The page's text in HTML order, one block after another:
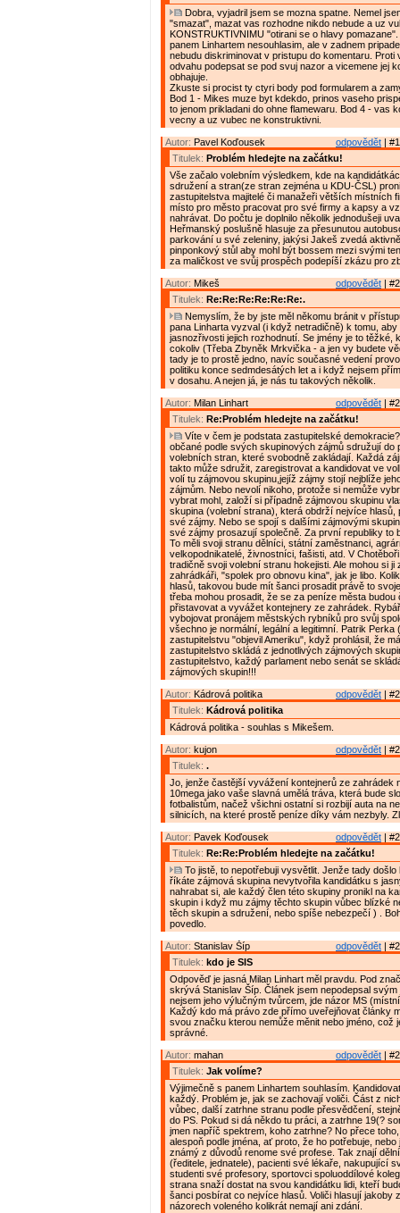
Dobra, vyjadril jsem se mozna spatne. Nemel
"smazat", mazat vas rozhodne nikdo nebude a uz
KONSTRUKTIVNIMU "otirani se o hlavy
panem Linhartem nesouhlasim, ale v zadnem
nebudu diskriminovat v pristupu do komentaru. Proti
odvahu podepsat se pod svuj nazor a vicemene jej
obhajuje.
Zkuste si procist ty ctyri body pod formularem a
Bod 1 - Mikes muze byt kdekdo, prinos vaseho
to jenom prikladani do ohne flamewaru. Bod 4 - vas
vecny a uz vubec ne konstruktivni.
odpovědět |
Autor: Pavel Koďousek
Titulek: Problém hledejte na začátku!
Vše začalo volebním výsledkem, kde na
sdružení a stran(ze stran zejména u KDU-ČSL)
zastupitelstva majitelé či manažeři větších místních
místo pro město pracovat pro své firmy a kapsy a
nahrávat. Do počtu je doplnilo několik jednodušeji
Heřmanský poslušně hlasuje za přesunutou
parkování u své zeleniny, jakýsi Jakeš zvedá
pinponkový stůl aby mohl být bossem mezi svými
za maličkost ve svůj prospěch podepíší zkázu pro
odpovědět |
Autor: Mikeš
Titulek: Re:Re:Re:Re:Re:Re:.
Nemyslím, že by jste měl někomu bránit v
pana Linharta vyzval (i když netradičně) k tomu, aby
jasnozřivosti jejich rozhodnutí. Se jmény je to těžké,
cokoliv (Třeba Zbyněk Mrkvička - a jen vy budete
tady je to prostě jedno, navíc současné vedení
politiku konce sedmdesátých let a i když nejsem
v dosahu. A nejen já, je nás tu takových několik.
odpovědět |
Autor: Milan Linhart
Titulek: Re:Problém hledejte na začátku!
Víte v čem je podstata zastupitelské
občané podle svých skupinových zájmů sdružují do
volebních stran, které svobodně zakládají. Každá
takto může sdružit, zaregistrovat a kandidovat ve
volí tu zájmovou skupinu,jejíž zájmy stojí nejblíže
zájmům. Nebo nevolí nikoho, protože si nemůže
vybrat mohl, založí si případně zájmovou skupinu
skupina (volební strana), která obdrží nejvíce hlasů,
své zájmy. Nebo se spojí s dalšími zájmovými
své zájmy prosazují společně. Za první republiky to
To měli svoji stranu dělníci, státní zaměstnanci,
velkopodnikatelé, živnostníci, fašisti, atd. V
tradičně svoji volební stranu hokejisti. Ale mohou si ji
zahrádkáři, "spolek pro obnovu kina", jak je libo.
hlasů, takovou bude mít šanci prosadit právě to
třeba mohou prosadit, že se za peníze města budou
přistavovat a vyvážet kontejnery ze zahrádek.
vybojovat pronájem městských rybníků pro svůj
všechno je normální, legální a legitimní. Patrik Perka
zastupitelstvu "objevil Ameriku", když prohlásil, že
zastupitelstvo skládá z jednotlivých zájmových
zastupitelstvo, každý parlament nebo senát se
zájmových skupin!!!
odpovědět |
Autor: Kádrová politika
Titulek: Kádrová politika
Kádrová politika - souhlas s Mikešem.
odpovědět |
Autor: kujon
Titulek: .
Jo, jenže častější vyvážení kontejnerů ze zahrádek
10mega jako vaše slavná umělá tráva, která bude
fotbalistům, načež všichni ostatní si rozbijí auta na
silnicích, na které prostě peníze díky vám nezbyly.
odpovědět |
Autor: Pavek Koďousek
Titulek: Re:Re:Problém hledejte na začátku!
To jistě, to nepotřebuji vysvětlit. Jenže tady
říkáte zájmová skupina nevytvořila kandidátku s
nahrabat si, ale každý člen této skupiny pronikl na
skupin i když mu zájmy těchto skupin vůbec blízké
těch skupin a sdružení, nebo spíše nebezpečí ) .
povedlo.
odpovědět |
Autor: Stanislav Šíp
Titulek: kdo je SIS
Odpověď je jasná Milan Linhart měl pravdu. Pod
skrývá Stanislav Šíp. Článek jsem nepodepsal svým
nejsem jeho výlučným tvůrcem, jde názor MS
Každý kdo má právo zde přímo uveřejňovat články
svou značku kterou nemůže měnit nebo jméno, což
správné.
odpovědět |
Autor: mahan
Titulek: Jak volíme?
Výjimečně s panem Linhartem souhlasím.
každý. Problém je, jak se zachovají voliči. Část z
vůbec, další zatrhne stranu podle přesvědčení,
do PS. Pokud si dá někdo tu práci, a zatrhne 19(?
jmen napříč spektrem, koho zatrhne? No přece
alespoň podle jména, ať proto, že ho potřebuje, nebo
známý z důvodů renome své profese. Tak znají
(ředitele, jednatele), pacienti své lékaře, nakupující
studenti své profesory, sportovci spoluoddílové
strana snaží dostat na svou kandidátku lidi, kteří
šanci posbírat co nejvíce hlasů. Voliči hlasují jakoby
názorech voleného kolikrát nemají ani zdání.